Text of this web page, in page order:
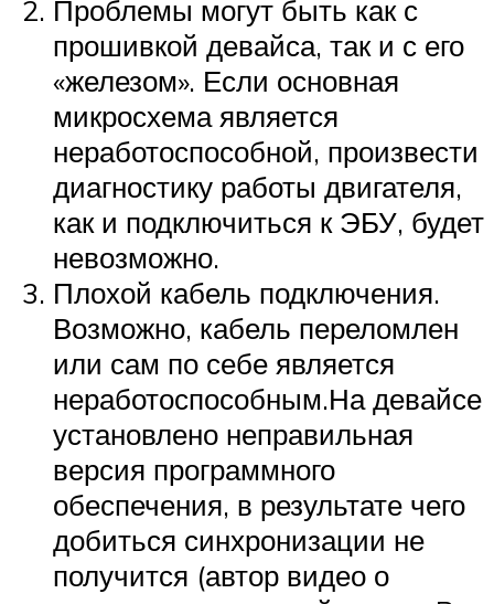
Проблемы могут быть как с
прошивкой девайса, так и с его
«железом». Если основная
микросхема является
неработоспособной, произвести
диагностику работы двигателя,
как и подключиться к ЭБУ, будет
невозможно.
Плохой кабель подключения.
Возможно, кабель переломлен
или сам по себе является
неработоспособным.На девайсе
установлено неправильная
версия программного
обеспечения, в результате чего
добиться синхронизации не
получится (автор видео о